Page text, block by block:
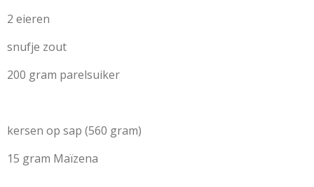
2 eieren
snufje zout
200 gram parelsuiker
kersen op sap (560 gram)
15 gram Maïzena